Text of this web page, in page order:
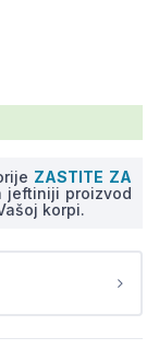
ZASTITE ZA
jeftiniji proizvod
korpi.